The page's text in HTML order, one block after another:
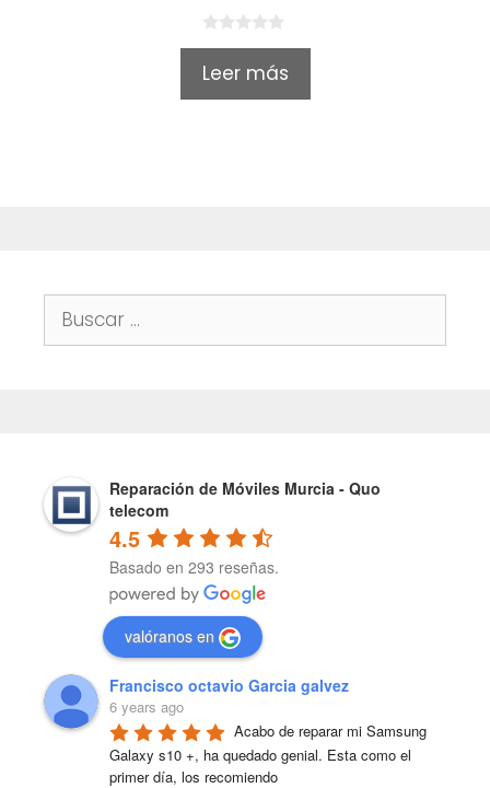
0
u
Leer más
Buscar:
Reparación de Móviles Murcia - Quo
telecom
4.5
Basado en 293 reseñas.
valóranos en
Francisco octavio Garcia galvez
6 years ago
Acabo de reparar mi Samsung
Galaxy s10 +, ha quedado genial. Esta como el
primer día, los recomiendo